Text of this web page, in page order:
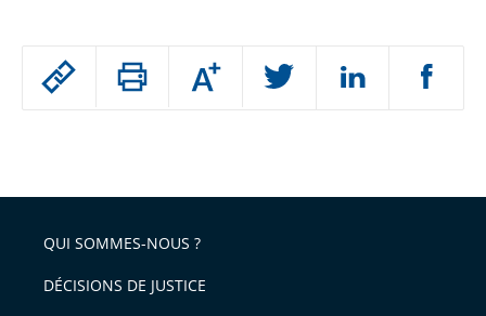
Passer
arriver
après
Augmenter
ou
l'article
pour
QUI SOMMES-NOUS ?
DÉCISIONS DE JUSTICE